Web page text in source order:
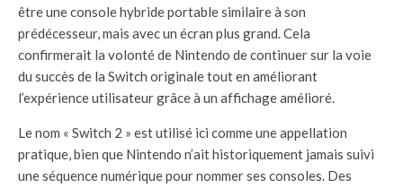
être une console hybride portable similaire à son
prédécesseur, mais avec un écran plus grand. Cela
confirmerait la volonté de Nintendo de continuer sur la voie
du succès de la Switch originale tout en améliorant
l’expérience utilisateur grâce à un affichage amélioré.
Le nom « Switch 2 » est utilisé ici comme une appellation
pratique, bien que Nintendo n’ait historiquement jamais suivi
une séquence numérique pour nommer ses consoles. Des